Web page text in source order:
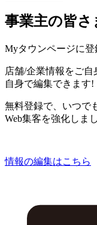
事業主の皆さ
Myタウンページに登
店舗/企業情報をご
自身で編集できます!
無料登録で、いつで
Web集客を強化しま
情報の編集はこちら